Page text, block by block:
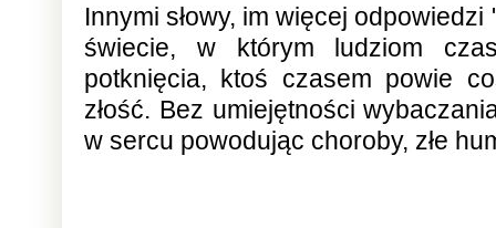
Innymi słowy, im więcej
świecie, w którym ludziom
potknięcia, ktoś czasem powie
złość. Bez umiejętności
w sercu powodując choroby, złe